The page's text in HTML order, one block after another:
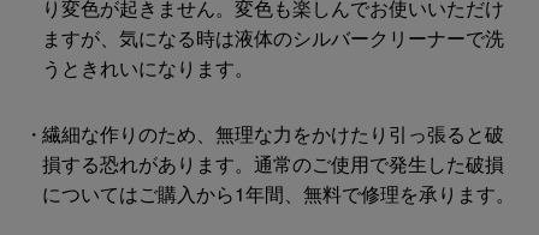
り変色が起きません。変色も楽しんでお使いいただけ
ますが、気になる時は液体のシルバークリーナーで洗
うときれいになります。
繊細な作りのため、無理な力をかけたり引っ張ると破
損する恐れがあります。通常のご使用で発生した破損
についてはご購入から1年間、無料で修理を承ります。